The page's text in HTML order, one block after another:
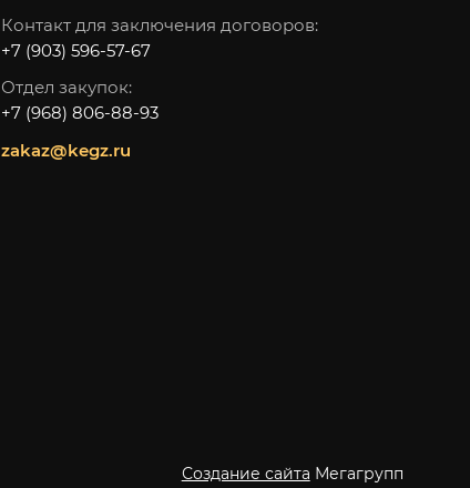
Контакт для заключения договоров:
+7 (903) 596-57-67
Отдел закупок:
+7 (968) 806-88-93
zakaz@kegz.ru
Создание сайта Мегагрупп